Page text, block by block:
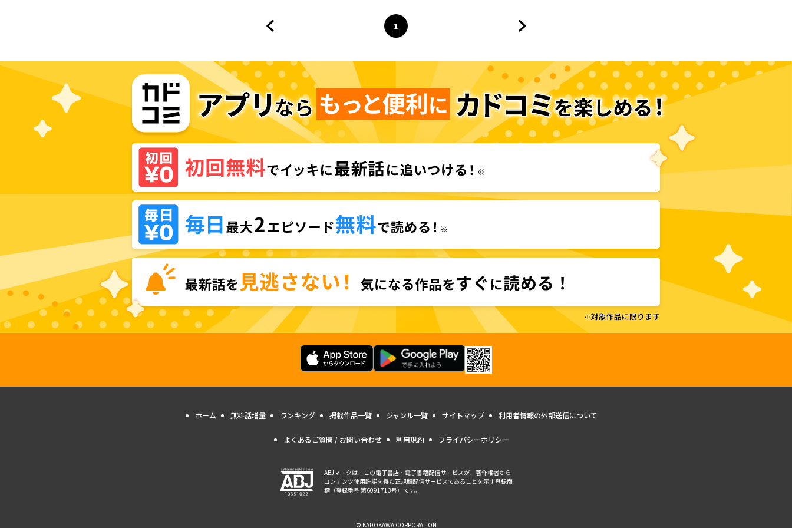
ページ
1
へ
ホーム 無料話増量 ランキング 掲載作品一覧 ジャンル一覧 サイトマップ 利用者情報の外部送信について
よくあるご質問 / お問い合わせ 利用規約 プライバシーポリシー
ABJマークは、この電子書店・電子書籍配信サービスが、著作権者から
コンテンツ使用許諾を得た正規版配信サービスであることを示す登録商
標（登録番号 第6091713号）です。
© KADOKAWA CORPORATION